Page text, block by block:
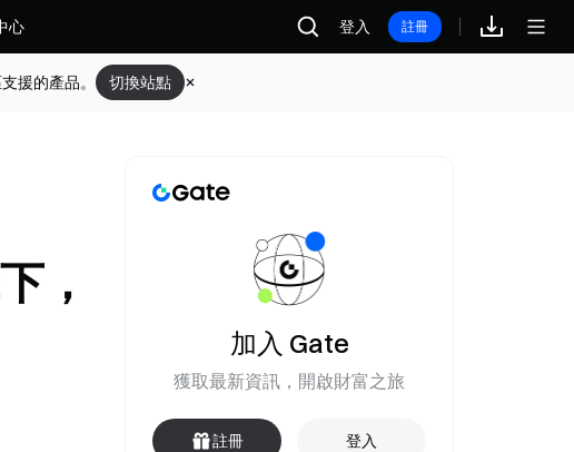
心 登入 註冊
援的產品。 切換站點
，
加入 Gate
獲取最新資訊，開啟財富之旅
註冊 登入